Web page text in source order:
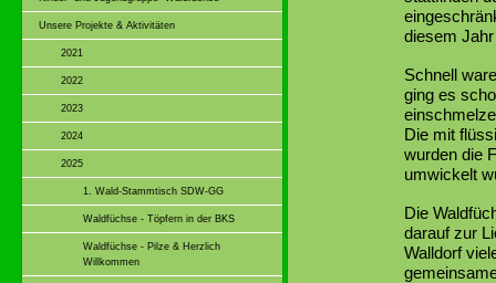
Unsere Projekte & Aktivitäten
2021
2022
2023
2024
2025
1. Wald-Stammtisch SDW-GG
Waldfüchse - Töpfern in der BKS
Waldfüchse - Pilze & Herzlich
Willkommen
diesem
Schnell
ging es
Die mit
wurden die
umwickelt
Die
darauf zur
Walldorf